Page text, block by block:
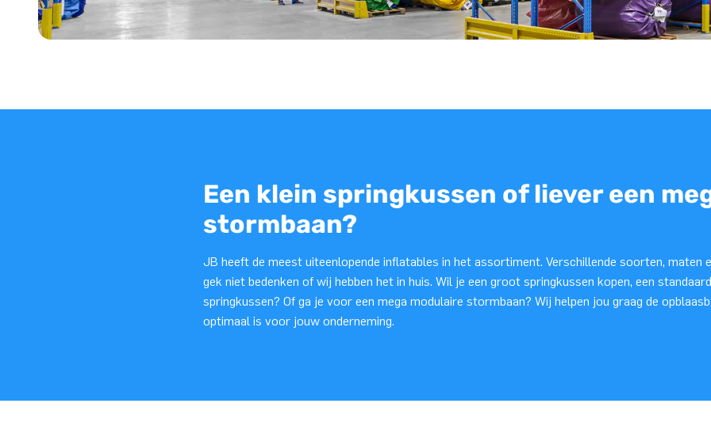
Een klein springkussen of liever een
stormbaan?
JB heeft de meest uiteenlopende inflatables in het assortiment. Verschillende soorten, maten
gek niet bedenken of wij hebben het in huis. Wil je een groot springkussen kopen, een
springkussen? Of ga je voor een mega modulaire stormbaan? Wij helpen jou graag de
optimaal is voor jouw onderneming.